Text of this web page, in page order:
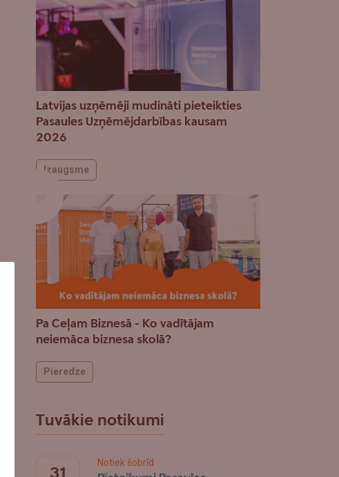
Latvijas uzņēmēji mudināti pieteikties
Pasaules Uzņēmējdarbības kausam
2026
Izaugsme
Pa Ceļam Biznesā - Ko vadītājam
neiemāca biznesa skolā?
Pieredze
Tuvākie notikumi
Notiek šobrīd